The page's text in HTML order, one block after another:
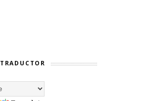
TRADUCTOR